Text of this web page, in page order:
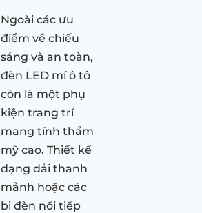
Ngoài các ưu
điểm về chiếu
sáng và an toàn,
đèn LED mí ô tô
còn là một phụ
kiện trang trí
mang tính thẩm
mỹ cao. Thiết kế
dạng dải thanh
mảnh hoặc các
bi đèn nối tiếp